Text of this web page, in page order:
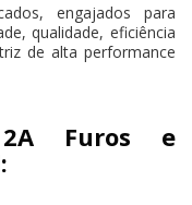
engajados para
qualidade, eficiência
de alta performance
Furos e